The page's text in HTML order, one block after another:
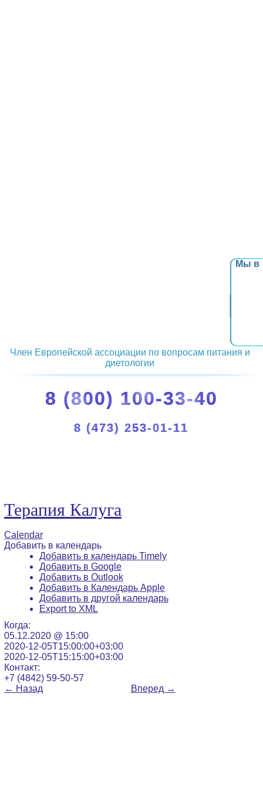
Мы в
Член Европейской ассоциации по вопросам питания и
диетологии
8 (800) 100-33-40
8 (473) 253-01-11
Терапия Калуга
Calendar
Добавить в календарь
Добавить в календарь Timely
Добавить в Google
Добавить в Outlook
Добавить в Календарь Apple
Добавить в другой календарь
Export to XML
Когда:
05.12.2020 @ 15:00
2020-12-05T15:00:00+03:00
2020-12-05T15:15:00+03:00
Контакт:
+7 (4842) 59-50-57
← Назад Вперед →